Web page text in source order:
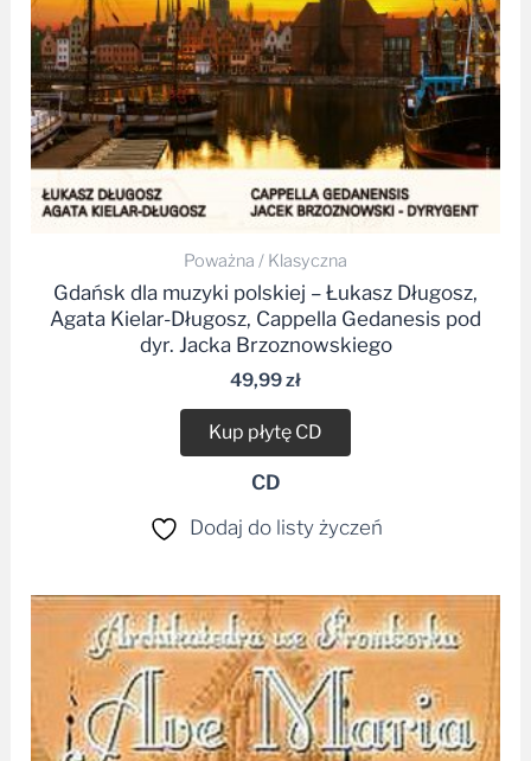
Poważna / Klasyczna
Gdańsk dla muzyki polskiej – Łukasz Długosz,
Agata Kielar-Długosz, Cappella Gedanesis pod
dyr. Jacka Brzoznowskiego
49,99zł
Kup płytę CD
CD
Dodaj do listy życzeń